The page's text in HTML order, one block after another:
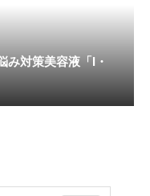
み対策美容液「I・